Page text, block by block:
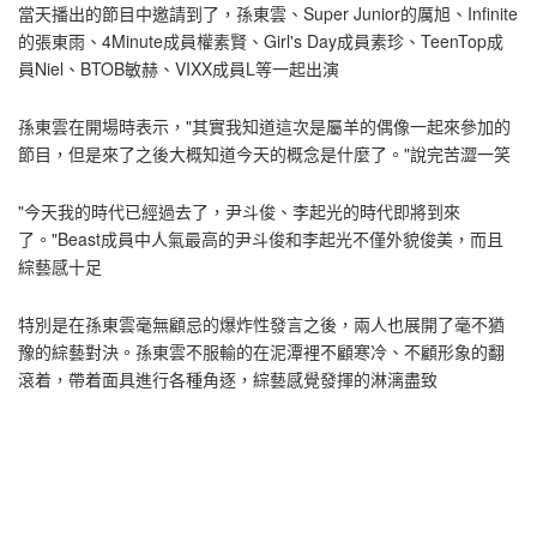
當天播出的節目中邀請到了，孫東雲、Super Junior的厲旭、Infinite
的張東雨、4Minute成員權素賢、Girl's Day成員素珍、TeenTop成
員Niel、BTOB敏赫、VIXX成員L等一起出演
孫東雲在開場時表示，"其實我知道這次是屬羊的偶像一起來參加的
節目，但是來了之後大概知道今天的概念是什麼了。"說完苦澀一笑
"今天我的時代已經過去了，尹斗俊、李起光的時代即將到來
了。"Beast成員中人氣最高的尹斗俊和李起光不僅外貌俊美，而且
綜藝感十足
特別是在孫東雲毫無顧忌的爆炸性發言之後，兩人也展開了毫不猶
豫的綜藝對決。孫東雲不服輸的在泥潭裡不顧寒冷、不顧形象的翻
滾着，帶着面具進行各種角逐，綜藝感覺發揮的淋漓盡致